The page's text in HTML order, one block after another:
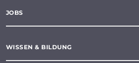
JOBS
WISSEN & BILDUNG